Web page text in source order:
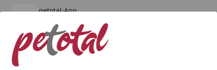
petotal-App
kostenlos - Im App Store
Alle Produkte
Mein Konto